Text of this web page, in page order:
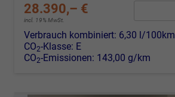
28.390,– €
incl. 19% MwSt.
Verbrauch kombiniert: 6,30 l/100km
CO2-Klasse: E
CO2-Emissionen: 143,00 g/km